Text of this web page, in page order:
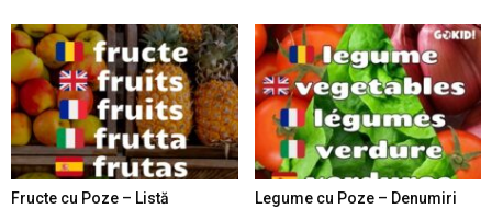
Fructe cu Poze – Listă
Legume cu Poze – Denumiri